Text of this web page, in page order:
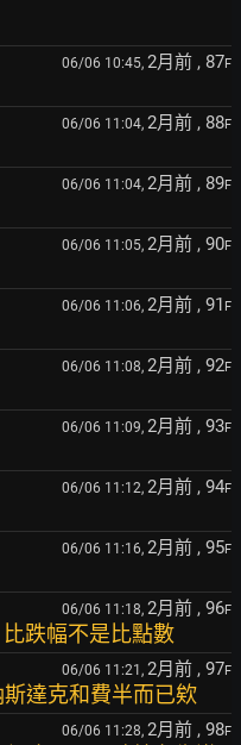
06/06 10:45, 2月前 , 87F
06/06 11:04, 2月前 , 88F
06/06 11:04, 2月前 , 89F
06/06 11:05, 2月前 , 90F
06/06 11:06, 2月前 , 91 F
06/06 11:08, 2月前 , 92F
06/06 11:09, 2月前 , 93F
06/06 11:12, 2月前 , 94F
06/06 11:16, 2月前 , 95F
06/06 11:18, 2月前 , 96F
跌幅不是比點數
06/06 11:21, 2月前 , 97F
達克和費半而已欸
06/06 11:28, 2月前 , 98F